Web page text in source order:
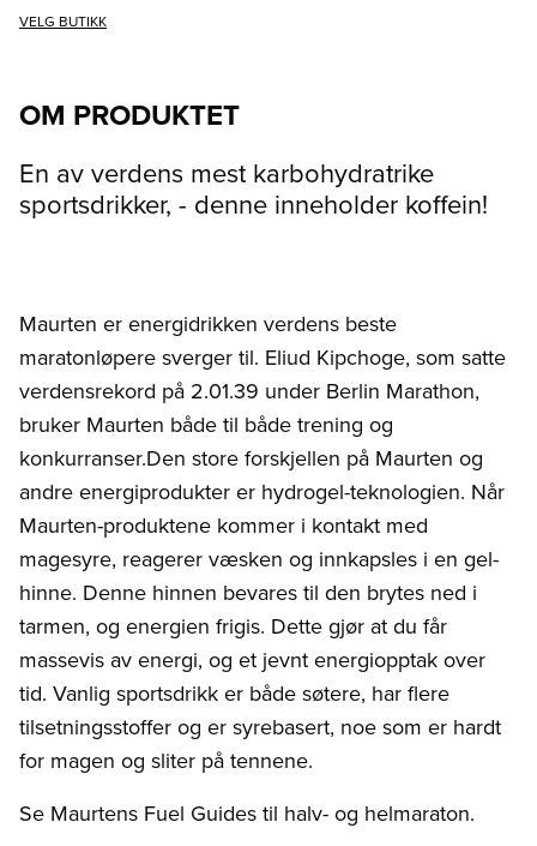
VELG BUTIKK
OM PRODUKTET
En av verdens mest karbohydratrike
sportsdrikker, - denne inneholder koffein!
Maurten er energidrikken verdens beste
maratonløpere sverger til. Eliud Kipchoge, som satte
verdensrekord på 2.01.39 under Berlin Marathon,
bruker Maurten både til både trening og
konkurranser.Den store forskjellen på Maurten og
andre energiprodukter er hydrogel-teknologien. Når
Maurten-produktene kommer i kontakt med
magesyre, reagerer væsken og innkapsles i en gel-
hinne. Denne hinnen bevares til den brytes ned i
tarmen, og energien frigis. Dette gjør at du får
massevis av energi, og et jevnt energiopptak over
tid. Vanlig sportsdrikk er både søtere, har flere
tilsetningsstoffer og er syrebasert, noe som er hardt
for magen og sliter på tennene.
Se Maurtens Fuel Guidestil halv- og helmaraton.